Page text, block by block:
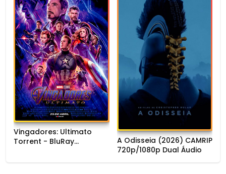
Vingadores: Ultimato
Torrent - BluRay
Áudio
A Odisseia (2026) CAMRIP
720p/1080p Dual Áudio